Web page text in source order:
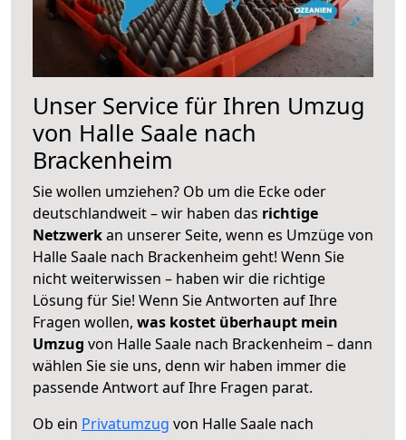
Unser Service für Ihren Umzug
von Halle Saale nach
Brackenheim
Sie wollen umziehen? Ob um die Ecke oder
deutschlandweit – wir haben das richtige
Netzwerkan unserer Seite, wenn es Umzüge von
Halle Saale nach Brackenheim geht! Wenn Sie
nicht weiterwissen – haben wir die richtige
Lösung für Sie! Wenn Sie Antworten auf Ihre
Fragen wollen, was kostet überhaupt mein
Umzug von Halle Saale nach Brackenheim – dann
wählen Sie sie uns, denn wir haben immer die
passende Antwort auf Ihre Fragen parat.
Ob ein Privatumzug von Halle Saale nach